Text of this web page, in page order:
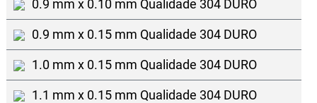
0.9 mm x 0.10 mm Qualidade 304 DURO
0.9 mm x 0.15 mm Qualidade 304 DURO
1.0 mm x 0.15 mm Qualidade 304 DURO
1.1 mm x 0.15 mm Qualidade 304 DURO